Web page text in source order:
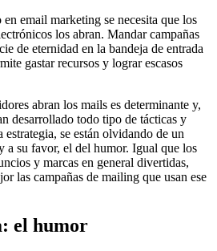
email marketing se necesita que los
los abran. Mandar campañas
de eternidad en la bandeja de entrada
gastar recursos y lograr escasos
abran los mails es determinante y,
desarrollado todo tipo de tácticas y
estrategia, se están olvidando de un
a su favor, el del humor. Igual que los
y marcas en general divertidas,
las campañas de mailing que usan ese
el humor